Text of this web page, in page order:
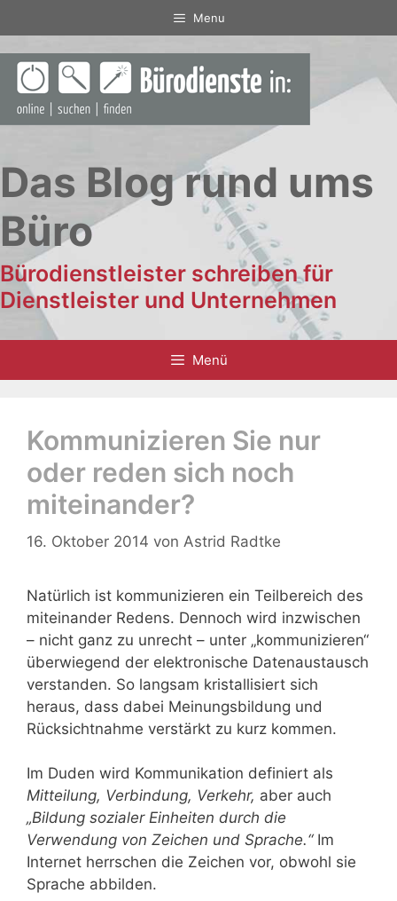
Inhalt
springen
Menu
Das Blog rund ums
Büro
Bürodienstleister schreiben für
Dienstleister und Unternehmen
Menü
Kommunizieren Sie nur
oder reden sich noch
miteinander?
16. Oktober 2014 von Astrid Radtke
Natürlich ist kommunizieren ein Teilbereich des
miteinander Redens. Dennoch wird inzwischen
– nicht ganz zu unrecht – unter „kommunizieren“
überwiegend der elektronische Datenaustausch
verstanden. So langsam kristallisiert sich
heraus, dass dabei Meinungsbildung und
Rücksichtnahme verstärkt zu kurz kommen.
Im Duden wird Kommunikation definiert als
Mitteilung, Verbindung, Verkehr, aber auch
„Bildung sozialer Einheiten durch die
Verwendung von Zeichen und Sprache.“Im
Internet herrschen die Zeichen vor, obwohl sie
Sprache abbilden.